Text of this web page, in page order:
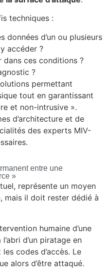
techniques :
données d’un ou plusieurs
accéder ?
ces conditions ?
?
permettant
tout en garantissant
et non-intrusive ».
d’architecture et de
des experts MIV-
entre une
»
représente un moyen
mais il doit rester dédié à
humaine d’une
d’un piratage en
codes d’accès. Le
alors d’être attaqué.